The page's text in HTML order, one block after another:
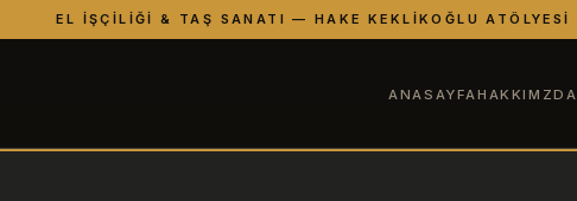
EL İŞÇILIĞI & TAŞ SANATI — HAKE KEKLIKOĞLU ATÖLYESI
ANASAYFAHAKKIMZDA